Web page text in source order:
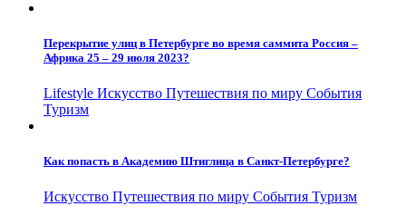
Перекрытие улиц в Петербурге во время саммита Россия –
Африка 25 – 29 июля 2023?
Lifestyle Искусство Путешествия по миру События
Туризм
Как попасть в Академию Штиглица в Санкт-Петербурге?
Искусство Путешествия по миру События Туризм